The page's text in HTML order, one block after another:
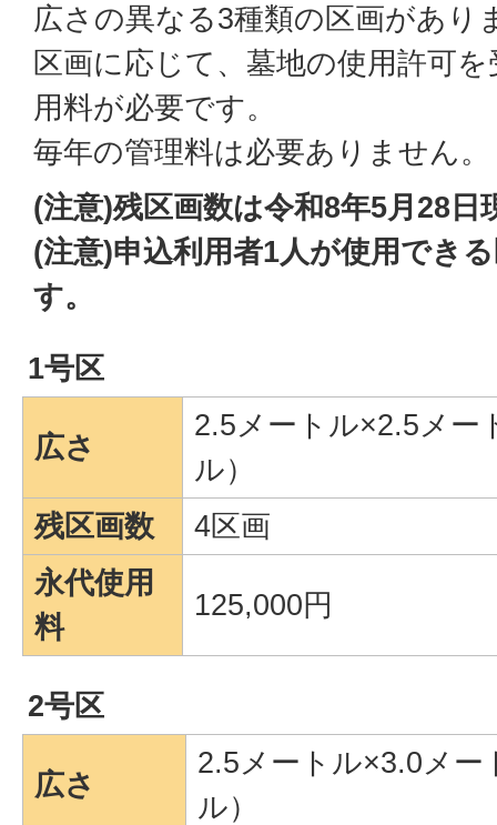
広さの異なる3種類の区画があり
区画に応じて、墓地の使用許可
用料が必要です。
毎年の管理料は必要ありません。
(注意)残区画数は令和8年5月28日
(注意)申込利用者1人が使用でき
す。
1号区
広さ
2.5メートル×2.5メー
ル）
残区画数
4区画
永代使用
料
125,000円
2号区
広さ
2.5メートル×3.0メー
ル）